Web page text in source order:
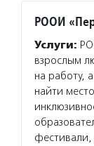
РООИ
Услуги:
взрослым
на работу,
найти
фестивали,